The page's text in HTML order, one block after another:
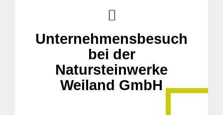
Unternehmensbesuch
bei der
Natursteinwerke
Weiland GmbH